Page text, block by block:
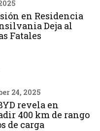
en Residencia
Deja al
Fatales
24, 2025
revela en
400 km de rango
de carga